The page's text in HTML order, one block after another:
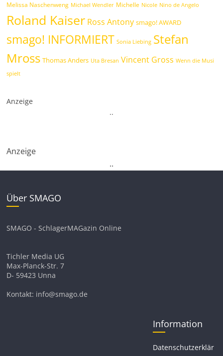
Melissa Naschenweng Michael Wendler Michelle Nicole Nino de Angelo
Roland Kaiser Ross Antony smago! AWARD
smago! INFORMIERT Sonia Liebing Stefan
Mross Thomas Anders Uta Bresan Vincent Gross Wenn die Musi
spielt
Anzeige
..
Anzeige
..
Über SMAGO
SMAGO - SchlagerMAGazin Online
Tichler Media UG
Max-Planck-Str. 7
D- 59423 Unna
Kontakt: info@smago.de
Information
Datenschutzerklär